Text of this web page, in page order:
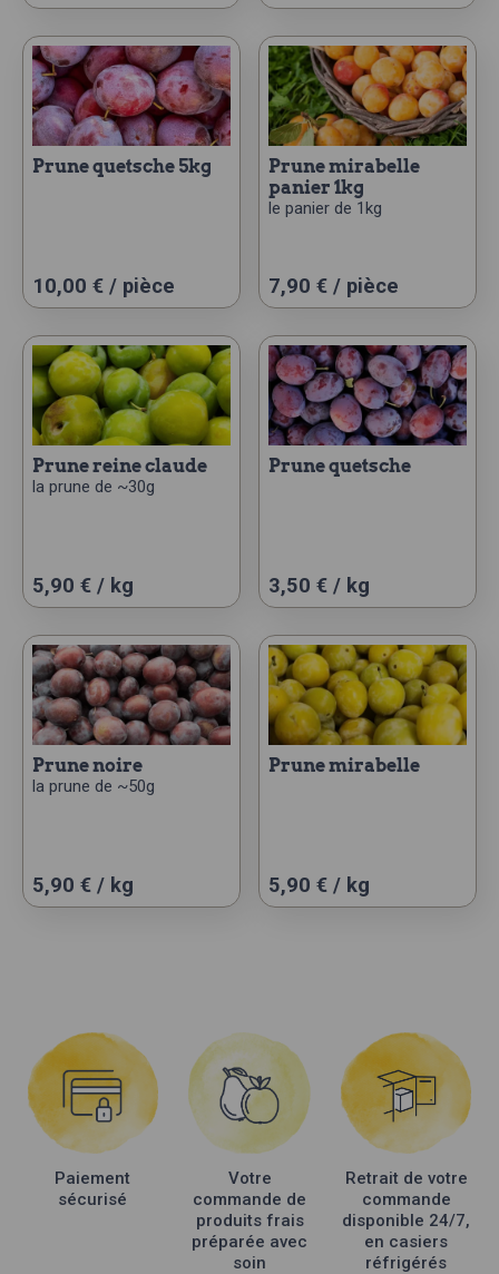
prune quetsche 5kg
10,00 € / pièce
prune mirabelle
panier 1kg
le panier de 1kg
7,90 € / pièce
prune reine claude
la prune de ~30g
5,90 € / kg
prune quetsche
3,50 € / kg
Ce
produit
a
plusieurs
variations.
Les
options
peuvent
page
prune noire
la prune de ~50g
5,90 € / kg
prune mirabelle
5,90 € / kg
Ce
produit
options
peuvent
être
choisies
sur
page
du
produit
Paiement
sécurisé
Votre
commande de
produits frais
préparée avec
soin
Retrait de votre
commande
disponible 24/7,
en casiers
réfrigérés